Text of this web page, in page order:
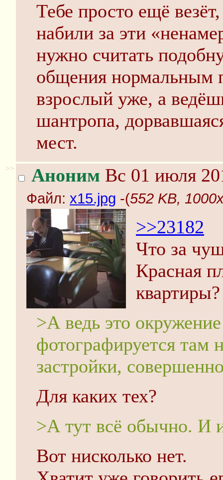
Тебе просто ещё
набили за эти
нужно считать
общения нормальным
взрослый уже, а
шантропа,
мест.
>> Аноним Вс 01 июля
Файл: х15.jpg -(552 KB,
>>23182
Что за
Красная
квартиры?
>А ведь это
фотографируется
застройки,
Для каких тех?
>А тут всё обычно. И
Вот нисколько нет.